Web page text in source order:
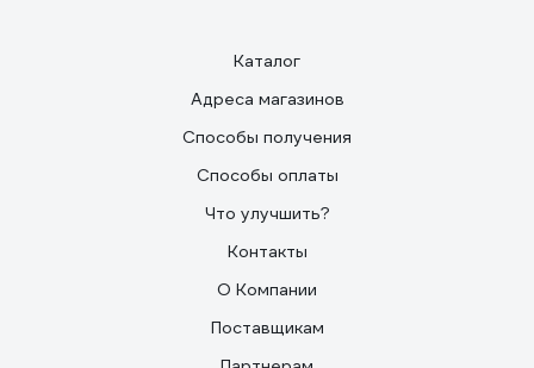
Каталог
Адреса магазинов
Способы получения
Способы оплаты
Что улучшить?
Контакты
О Компании
Поставщикам